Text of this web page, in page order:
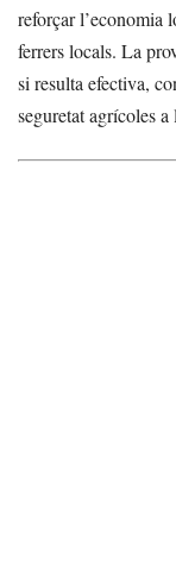
reforçar l’economia
ferrers locals. La
si resulta efectiva,
seguretat agrícoles a